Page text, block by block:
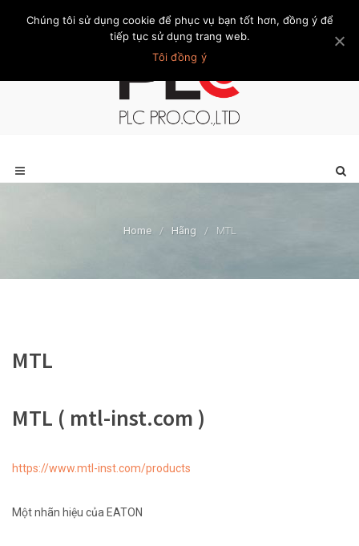
Trang chủ Giới thiệu Khách hàng Liên hệ Thành viên
Home / Hãng / MTL
MTL
MTL ( mtl-inst.com )
https://www.mtl-inst.com/products
Một nhãn hiệu của EATON
Chúng tôi sử dụng cookie để phục vụ bạn tốt hơn, đồng ý để
tiếp tục sử dụng trang web.
Tôi đồng ý